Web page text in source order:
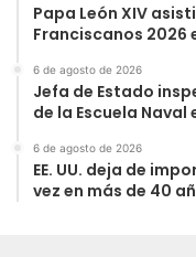
Papa León XIV
Franciscanos 2026
6 de agosto de 2026
Jefa de Estado
de la Escuela Naval
6 de agosto de 2026
EE. UU. deja de
vez en más de 40